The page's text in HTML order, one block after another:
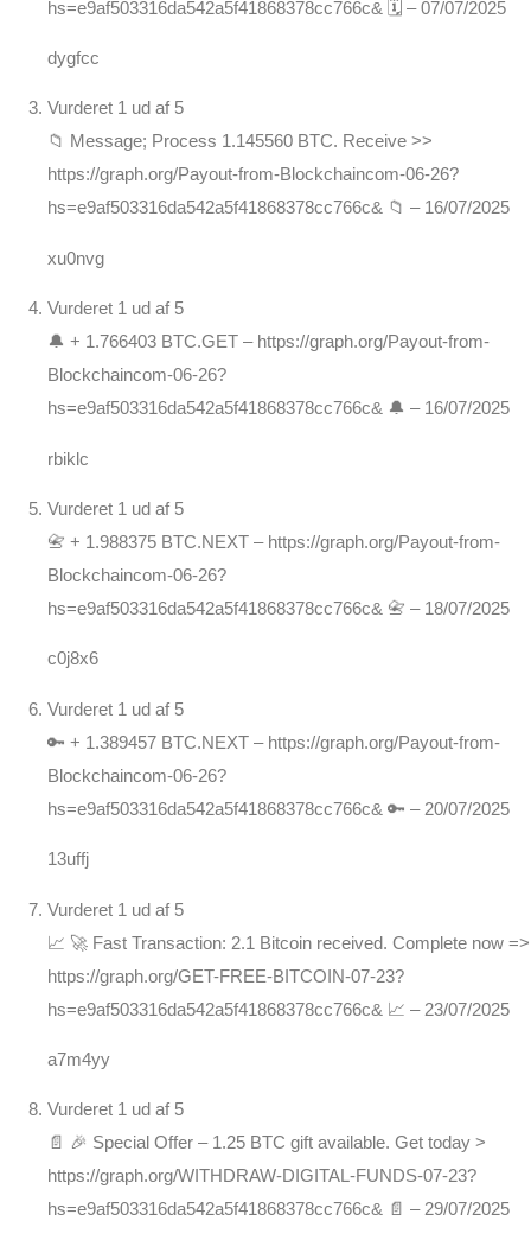
hs=e9af503316da542a5f41868378cc766c& 🗓 – 07/07/2025
dygfcc
Vurderet 1 ud af 5
📁 Message; Process 1.145560 BTC. Receive >>
https://graph.org/Payout-from-Blockchaincom-06-26?
hs=e9af503316da542a5f41868378cc766c& 📁 – 16/07/2025
xu0nvg
Vurderet 1 ud af 5
🔔 + 1.766403 BTC.GET – https://graph.org/Payout-from-
Blockchaincom-06-26?
hs=e9af503316da542a5f41868378cc766c& 🔔 – 16/07/2025
rbiklc
Vurderet 1 ud af 5
📇 + 1.988375 BTC.NEXT – https://graph.org/Payout-from-
Blockchaincom-06-26?
hs=e9af503316da542a5f41868378cc766c& 📇 – 18/07/2025
c0j8x6
Vurderet 1 ud af 5
🔑 + 1.389457 BTC.NEXT – https://graph.org/Payout-from-
Blockchaincom-06-26?
hs=e9af503316da542a5f41868378cc766c& 🔑 – 20/07/2025
13uffj
Vurderet 1 ud af 5
📈 🚀 Fast Transaction: 2.1 Bitcoin received. Complete now =>
https://graph.org/GET-FREE-BITCOIN-07-23?
hs=e9af503316da542a5f41868378cc766c& 📈 – 23/07/2025
a7m4yy
Vurderet 1 ud af 5
📄 🎉 Special Offer – 1.25 BTC gift available. Get today >
https://graph.org/WITHDRAW-DIGITAL-FUNDS-07-23?
hs=e9af503316da542a5f41868378cc766c& 📄 – 29/07/2025